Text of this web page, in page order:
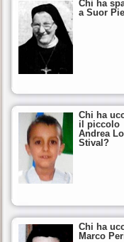
Chi ha
a Suor
Chi ha
il piccolo
Andrea
Stival?
Chi ha
Marco